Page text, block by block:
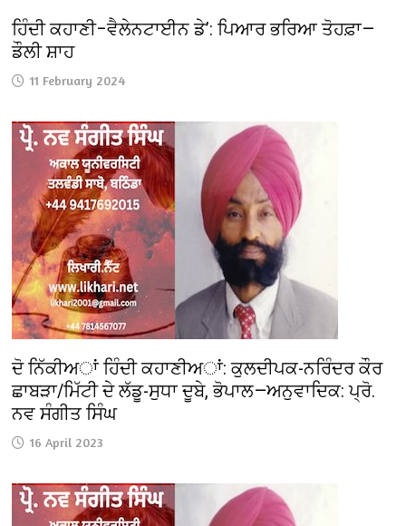
ਹਿੰਦੀ ਕਹਾਣੀ–ਵੈਲੇਨਟਾਈਨ ਡੇ’: ਪਿਆਰ ਭਰਿਆ ਤੋਹਫ਼ਾ—
ਡੌਲੀ ਸ਼ਾਹ
11 February 2024
ਦੋ ਨਿੱਕੀਅਾਂ ਹਿੰਦੀ ਕਹਾਣੀਅਾਂ: ਕੁਲਦੀਪਕ-ਨਰਿੰਦਰ ਕੌਰ
ਛਾਬੜਾ/ਮਿੱਟੀ ਦੇ ਲੱਡੂ-ਸੁਧਾ ਦੂਬੇ, ਭੋਪਾਲ—ਅਨੁਵਾਦਿਕ: ਪ੍ਰੋ.
ਨਵ ਸੰਗੀਤ ਸਿੰਘ
16 April 2023